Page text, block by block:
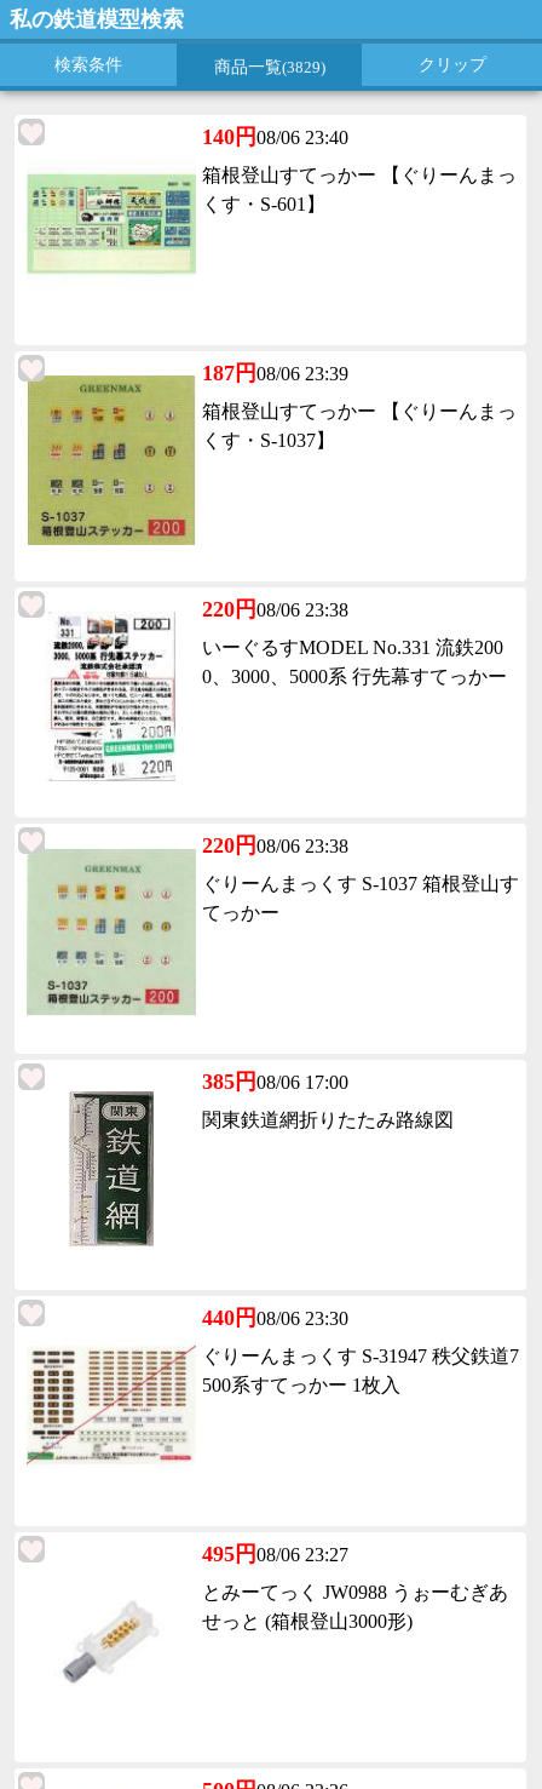
私の鉄道模型検索
検索条件 商品一覧(3829) クリップ
140円08/06 23:40
箱根登山すてっかー 【ぐりーんまっ
くす・S-601】
187円08/06 23:39
箱根登山すてっかー 【ぐりーんまっ
くす・S-1037】
220円08/06 23:38
いーぐるすMODEL No.331 流鉄200
0、3000、5000系 行先幕すてっかー
220円08/06 23:38
ぐりーんまっくす S-1037 箱根登山す
てっかー
385円08/06 17:00
関東鉄道網折りたたみ路線図
440円08/06 23:30
ぐりーんまっくす S-31947 秩父鉄道7
500系すてっかー 1枚入
495円08/06 23:27
とみーてっく JW0988 うぉーむぎあ
せっと (箱根登山3000形)